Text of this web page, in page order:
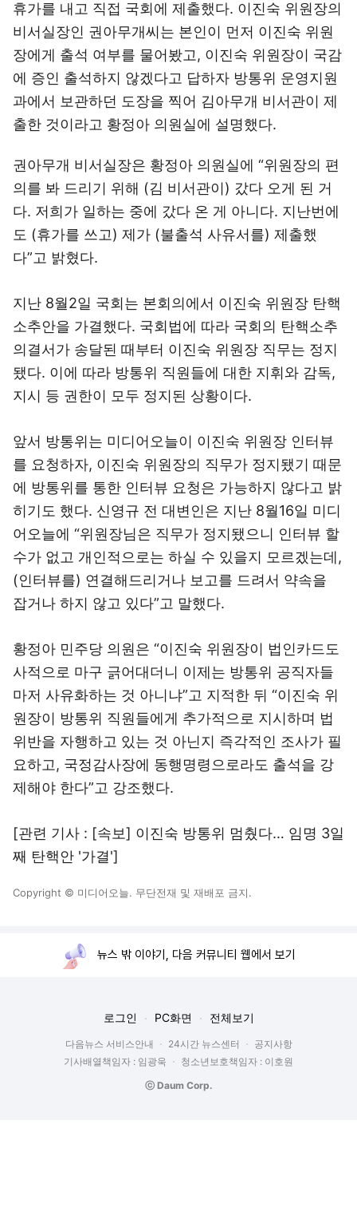
휴가를 내고 직접 국회에 제출했다. 이진숙 위원장의
비서실장인 권아무개씨는 본인이 먼저 이진숙 위원
장에게 출석 여부를 물어봤고, 이진숙 위원장이 국감
에 증인 출석하지 않겠다고 답하자 방통위 운영지원
과에서 보관하던 도장을 찍어 김아무개 비서관이 제
출한 것이라고 황정아 의원실에 설명했다.
권아무개 비서실장은 황정아 의원실에 “위원장의 편
의를 봐 드리기 위해 (김 비서관이) 갔다 오게 된 거
다. 저희가 일하는 중에 갔다 온 게 아니다. 지난번에
도 (휴가를 쓰고) 제가 (불출석 사유서를) 제출했
다”고 밝혔다.
지난 8월2일 국회는 본회의에서 이진숙 위원장 탄핵
소추안을 가결했다. 국회법에 따라 국회의 탄핵소추
의결서가 송달된 때부터 이진숙 위원장 직무는 정지
됐다. 이에 따라 방통위 직원들에 대한 지휘와 감독,
지시 등 권한이 모두 정지된 상황이다.
앞서 방통위는 미디어오늘이 이진숙 위원장 인터뷰
를 요청하자, 이진숙 위원장의 직무가 정지됐기 때문
에 방통위를 통한 인터뷰 요청은 가능하지 않다고 밝
히기도 했다. 신영규 전 대변인은 지난 8월16일 미디
어오늘에 “위원장님은 직무가 정지됐으니 인터뷰 할
수가 없고 개인적으로는 하실 수 있을지 모르겠는데,
(인터뷰를) 연결해드리거나 보고를 드려서 약속을
잡거나 하지 않고 있다”고 말했다.
황정아 민주당 의원은 “이진숙 위원장이 법인카드도
사적으로 마구 긁어대더니 이제는 방통위 공직자들
마저 사유화하는 것 아니냐”고 지적한 뒤 “이진숙 위
원장이 방통위 직원들에게 추가적으로 지시하며 법
위반을 자행하고 있는 것 아닌지 즉각적인 조사가 필
요하고, 국정감사장에 동행명령으로라도 출석을 강
제해야 한다”고 강조했다.
[관련 기사 : [속보] 이진숙 방통위 멈췄다… 임명 3일
째 탄핵안 '가결']
Copyright © 미디어오늘. 무단전재 및 재배포 금지.
뉴스 밖 이야기, 다음 커뮤니티 웹에서 보기
로그인 PC화면 전체보기
다음뉴스 서비스안내 24시간 뉴스센터
공지사항
기사배열책임자 : 임광욱
청소년보호책임자 : 이호원
ⓒ Daum Corp.